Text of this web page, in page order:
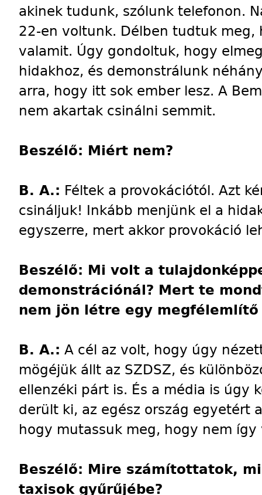
akinek tudunk, szólunk telefonon.
22-en voltunk. Délben tudtuk meg,
valamit. Úgy gondoltuk, hogy
hidakhoz, és demonstrálunk
arra, hogy itt sok ember lesz. A
nem akartak csinálni semmit.
Beszélő: Miért nem?
B. A.: Féltek a provokációtól. Azt
csináljuk! Inkább menjünk el a
egyszerre, mert akkor provokáció
Beszélő: Mi volt a
demonstrációnál? Mert te
nem jön létre egy megfélemlítő
B. A.: A cél az volt, hogy úgy
mögéjük állt az SZDSZ, és
ellenzéki párt is. És a média is úgy
derült ki, az egész ország egyetért
hogy mutassuk meg, hogy nem így
Beszélő: Mire számítottatok,
taxisok gyűrűjébe?